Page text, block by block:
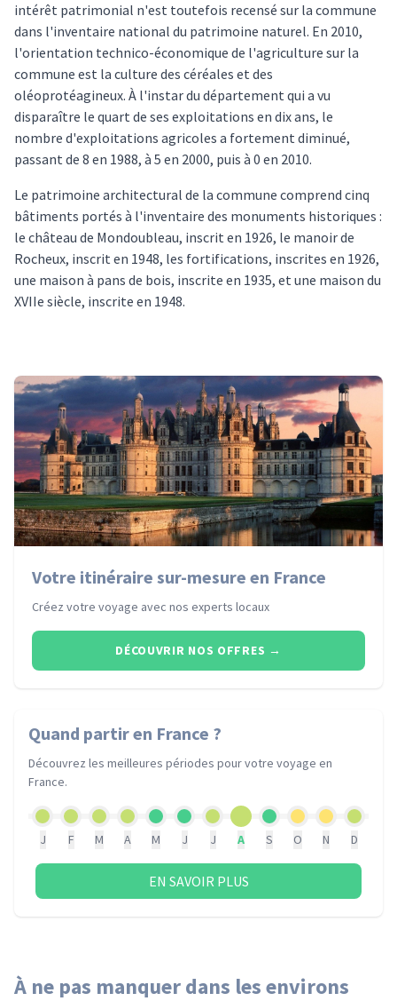
intérêt patrimonial n'est toutefois recensé sur la commune
dans l'inventaire national du patrimoine naturel. En 2010,
l'orientation technico-économique de l'agriculture sur la
commune est la culture des céréales et des
oléoprotéagineux. À l'instar du département qui a vu
disparaître le quart de ses exploitations en dix ans, le
nombre d'exploitations agricoles a fortement diminué,
passant de 8 en 1988, à 5 en 2000, puis à 0 en 2010.
Le patrimoine architectural de la commune comprend cinq
bâtiments portés à l'inventaire des monuments historiques :
le château de Mondoubleau, inscrit en 1926, le manoir de
Rocheux, inscrit en 1948, les fortifications, inscrites en 1926,
une maison à pans de bois, inscrite en 1935, et une maison du
XVIIe siècle, inscrite en 1948.
Votre itinéraire sur-mesure en France
Créez votre voyage avec nos experts locaux
DÉCOUVRIR NOS OFFRES →
Quand partiren France ?
Découvrez les meilleures périodes pour votre voyage en
France.
J F M A M J J A S O N D
EN SAVOIR PLUS
À ne pas manquer dans les environs